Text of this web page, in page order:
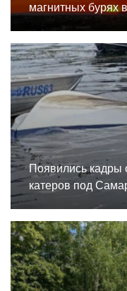
магнитных бурях
Появились кадры
катеров под